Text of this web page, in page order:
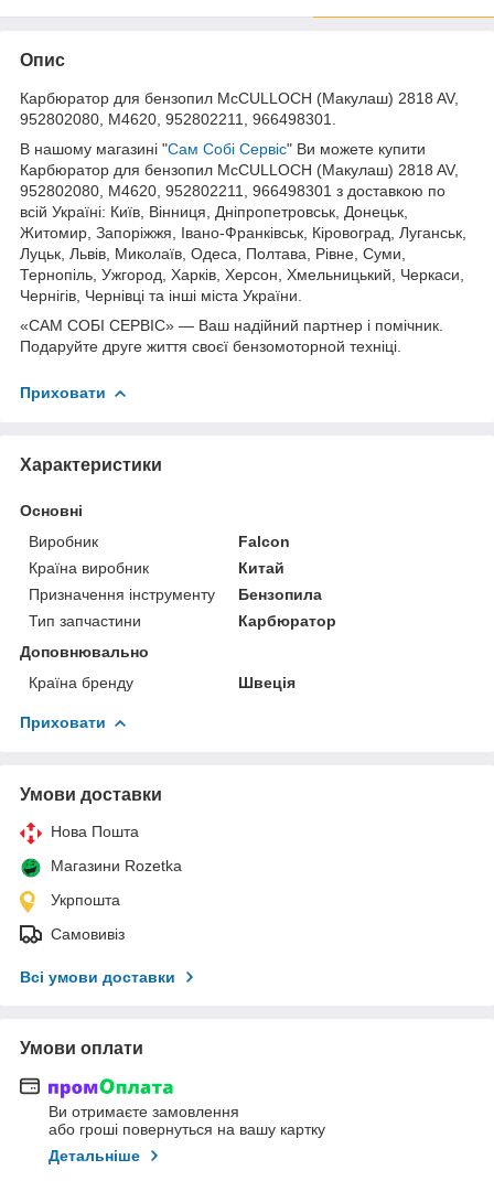
Опис
Карбюратор для бензопил McCULLOCH (Макулаш) 2818 AV,
952802080, M4620, 952802211, 966498301.
В нашому магазині "Сам Собі Сервіс" Ви можете купити
Карбюратор для бензопил McCULLOCH (Макулаш) 2818 AV,
952802080, M4620, 952802211, 966498301 з доставкою по
всій Україні: Київ, Вінниця, Дніпропетровськ, Донецьк,
Житомир, Запоріжжя, Івано-Франківськ, Кіровоград, Луганськ,
Луцьк, Львів, Миколаїв, Одеса, Полтава, Рівне, Суми,
Тернопіль, Ужгород, Харків, Херсон, Хмельницький, Черкаси,
Чернігів, Чернівці та інші міста України.
«САМ СОБІ СЕРВІС» — Ваш надійний партнер і помічник.
Подаруйте друге життя своєї бензомоторной техніці.
Приховати
Характеристики
Основні
Виробник
Falcon
Країна виробник
Китай
Призначення інструменту
Бензопила
Тип запчастини
Карбюратор
Доповнювально
Країна бренду
Швеція
Приховати
Умови доставки
Нова Пошта
Магазини Rozetka
Укрпошта
Самовивіз
Всі умови доставки
Умови оплати
Ви отримаєте замовлення
або гроші повернуться на вашу картку
Детальніше